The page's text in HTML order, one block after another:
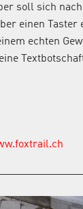
soll sich
einen Taster
echten